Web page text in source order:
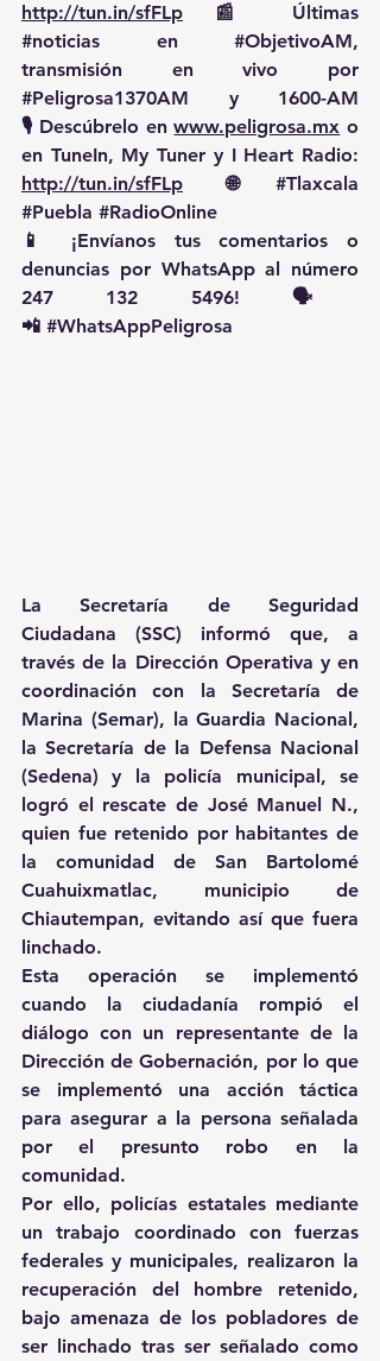
http://tun.in/sfFLp
#noticias en #ObjetivoAM,
#Peligrosa1370AM y 1600-AM
🎙️ Descúbrelo en www.peligrosa.mx o
http://tun.in/sfFLp 🌐 #Tlaxcala
#Puebla #RadioOnline
📱 ¡Envíanos tus comentarios o
denuncias por WhatsApp al número
247 132 5496! 🗣️
📲 #WhatsAppPeligrosa
La Secretaría de Seguridad
Ciudadana (SSC) informó que, a
través de la Dirección Operativa y en
coordinación con la Secretaría de
Marina (Semar), la Guardia Nacional,
la Secretaría de la Defensa Nacional
(Sedena) y la policía municipal, se
logró el rescate de José Manuel N.,
quien fue retenido por habitantes de
la comunidad de San Bartolomé
Cuahuixmatlac, municipio de
Chiautempan, evitando así que fuera
linchado.
Esta operación se implementó
cuando la ciudadanía rompió el
diálogo con un representante de la
Dirección de Gobernación, por lo que
se implementó una acción táctica
para asegurar a la persona señalada
por el presunto robo en la
comunidad.
Por ello, policías estatales mediante
un trabajo coordinado con fuerzas
federales y municipales, realizaron la
recuperación del hombre retenido,
bajo amenaza de los pobladores de
ser linchado tras ser señalado como